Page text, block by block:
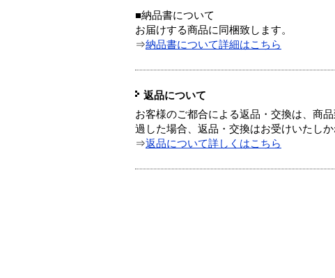
■納品書について
お届けする商品に同梱致します。
⇒納品書について詳細はこちら
返品について
お客様のご都合による返品・交換は、商
過した場合、返品・交換はお受けいたしか
⇒返品について詳しくはこちら